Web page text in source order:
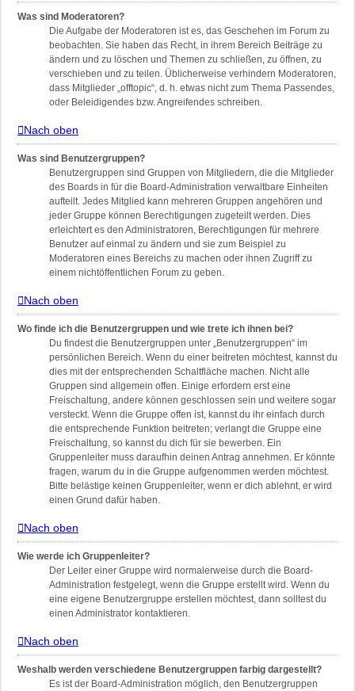
Was sind Moderatoren?
Die Aufgabe der Moderatoren ist es, das Geschehen im Forum zu
beobachten. Sie haben das Recht, in ihrem Bereich Beiträge zu
ändern und zu löschen und Themen zu schließen, zu öffnen, zu
verschieben und zu teilen. Üblicherweise verhindern Moderatoren,
dass Mitglieder „offtopic“, d. h. etwas nicht zum Thema Passendes,
oder Beleidigendes bzw. Angreifendes schreiben.
Nach oben
Was sind Benutzergruppen?
Benutzergruppen sind Gruppen von Mitgliedern, die die Mitglieder
des Boards in für die Board-Administration verwaltbare Einheiten
aufteilt. Jedes Mitglied kann mehreren Gruppen angehören und
jeder Gruppe können Berechtigungen zugeteilt werden. Dies
erleichtert es den Administratoren, Berechtigungen für mehrere
Benutzer auf einmal zu ändern und sie zum Beispiel zu
Moderatoren eines Bereichs zu machen oder ihnen Zugriff zu
einem nichtöffentlichen Forum zu geben.
Nach oben
Wo finde ich die Benutzergruppen und wie trete ich ihnen bei?
Du findest die Benutzergruppen unter „Benutzergruppen“ im
persönlichen Bereich. Wenn du einer beitreten möchtest, kannst du
dies mit der entsprechenden Schaltfläche machen. Nicht alle
Gruppen sind allgemein offen. Einige erfordern erst eine
Freischaltung, andere können geschlossen sein und weitere sogar
versteckt. Wenn die Gruppe offen ist, kannst du ihr einfach durch
die entsprechende Funktion beitreten; verlangt die Gruppe eine
Freischaltung, so kannst du dich für sie bewerben. Ein
Gruppenleiter muss daraufhin deinen Antrag annehmen. Er könnte
fragen, warum du in die Gruppe aufgenommen werden möchtest.
Bitte belästige keinen Gruppenleiter, wenn er dich ablehnt, er wird
einen Grund dafür haben.
Nach oben
Wie werde ich Gruppenleiter?
Der Leiter einer Gruppe wird normalerweise durch die Board-
Administration festgelegt, wenn die Gruppe erstellt wird. Wenn du
eine eigene Benutzergruppe erstellen möchtest, dann solltest du
einen Administrator kontaktieren.
Nach oben
Weshalb werden verschiedene Benutzergruppen farbig dargestellt?
Es ist der Board-Administration möglich, den Benutzergruppen